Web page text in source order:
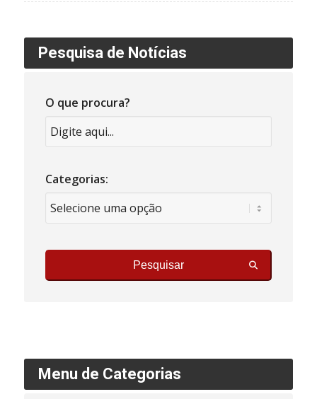
Pesquisa de Notícias
O que procura?
Categorias:
Pesquisar
Menu de Categorias